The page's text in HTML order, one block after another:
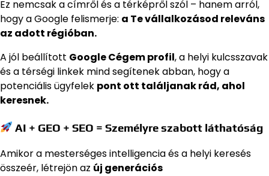
Ez nemcsak a címről és a térképről szól – hanem arról,
hogy a Google felismerje: a Te vállalkozásod releváns
az adott régióban.
A jól beállított Google Cégem profil, a helyi kulcsszavak
és a térségi linkek mind segítenek abban, hogy a
potenciális ügyfelek pont ott találjanak rád, ahol
keresnek.
AI + GEO + SEO = Személyre szabott láthatóság
Amikor a mesterséges intelligencia és a helyi keresés
összeér, létrejön az új generációs